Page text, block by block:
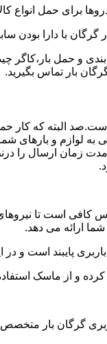
برای حمل انواع
با دارا بودن
و حمل بار،کاگر
بار تماس بگیرید.
البته که
لوازم و بارهای
ارسال را
کافی است تا
ارائه می دهد.
پایبند است
و از ماسک استفاده
گرگان بار